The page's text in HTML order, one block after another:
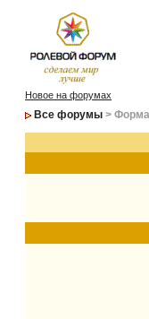
Новое на форумах
Все форумы >